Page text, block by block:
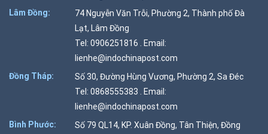
Lâm Đồng:
74 Nguyễn Văn Trỗi, Phường 2, Thành phố Đà
Lạt, Lâm Đồng
Tel: 0906251816 . Email:
lienhe@indochinapost.com
Đồng Tháp:
Số 30, Đường Hùng Vương, Phường 2, Sa Đéc
Tel: 0868555383 . Email:
lienhe@indochinapost.com
Bình Phước:
Số 79 QL14, KP. Xuân Đồng, Tân Thiện, Đồng